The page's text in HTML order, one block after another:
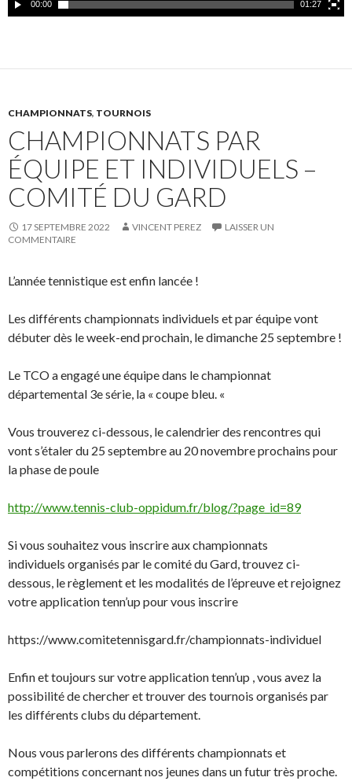
00:00 01:27
CHAMPIONNATS, TOURNOIS
CHAMPIONNATS PAR
ÉQUIPE ET INDIVIDUELS –
COMITÉ DU GARD
17 SEPTEMBRE 2022 VINCENT PEREZ
LAISSER UN
COMMENTAIRE
L’année tennistique est enfin lancée !
Les différents championnats individuels et par équipe vont
débuter dès le week-end prochain, le dimanche 25 septembre !
Le TCO a engagé une équipe dans le championnat
départemental 3e série, la « coupe bleu. «
Vous trouverez ci-dessous, le calendrier des rencontres qui
vont s’étaler du 25 septembre au 20 novembre prochains pour
la phase de poule
http://www.tennis-club-oppidum.fr/blog/?page_id=89
Si vous souhaitez vous inscrireaux championnats
individuels organisés par le comité du Gard, trouvez ci-
dessous, le règlement et les modalités de l’épreuve et rejoignez
votre application tenn’up pour vous inscrire
https://www.comitetennisgard.fr/championnats-individuel
Enfin et toujours sur votre applicationtenn’up , vous avez la
possibilité de chercher et trouver des tournois organisés par
les différents clubs du département.
Nous vous parlerons des différents championnats et
compétitions concernant nos jeunes dans un futur très proche.